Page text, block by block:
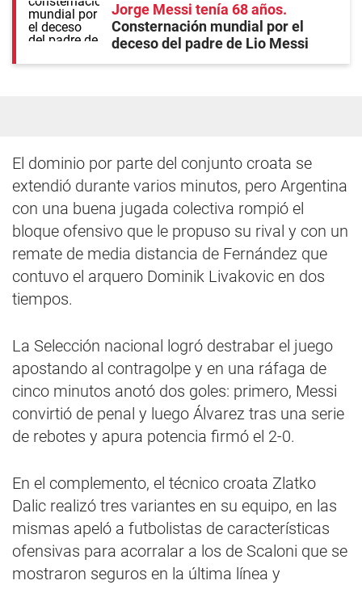
Jorge Messi tenía 68 años
Consternación mundial por el
deceso del padre de Lio Messi
El dominio por parte del conjunto croata se
extendió durante varios minutos, pero Argentina
con una buena jugada colectiva rompió el
bloque ofensivo que le propuso su rival y con un
remate de media distancia de Fernández que
contuvo el arquero Dominik Livakovic en dos
tiempos.
La Selección nacional logró destrabar el juego
apostando al contragolpe y en una ráfaga de
cinco minutos anotó dos goles: primero, Messi
convirtió de penal y luego Álvarez tras una serie
de rebotes y apura potencia firmó el 2-0.
En el complemento, el técnico croata Zlatko
Dalic realizó tres variantes en su equipo, en las
mismas apeló a futbolistas de características
ofensivas para acorralar a los de Scaloni que se
mostraron seguros en la última línea y